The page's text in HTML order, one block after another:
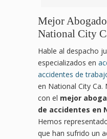
Mejor
National City
Hable al despacho
especializados en
accidentes de
en National City
con el mejor
de accidentes en
Hemos
que han sufrido un